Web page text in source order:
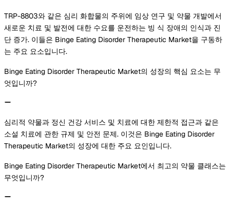
TRP-8803와 같은 심리 화합물의 주위에 임상 연구 및 약물 개발에서
새로운 치료 및 발전에 대한 수요를 운전하는 빙 식 장애의 인식과 진
단 증가. 이들은 Binge Eating Disorder Therapeutic Market을 구동하
는 주요 요소입니다.
Binge Eating Disorder Therapeutic Market의 성장의 핵심 요소는 무
엇입니까?
심리적 약물과 정신 건강 서비스 및 치료에 대한 제한적 접근과 같은
소설 치료에 관한 규제 및 안전 문제. 이것은 Binge Eating Disorder
Therapeutic Market의 성장에 대한 주요 요인입니다.
Binge Eating Disorder Therapeutic Market에서 최고의 약물 클래스는
무엇입니까?